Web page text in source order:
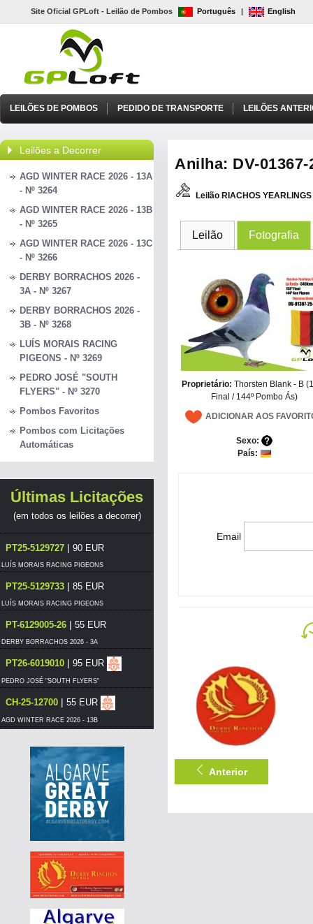
Site Oficial GPLoft - Leilão de Pombos Português | English
LEILÕES DE POMBOS PEDIDO DE TRANSPORTE LEILÕES
Leilões a Decorrer
AGD WINTER RACE 2026 - 13A
- Nº 3264
AGD WINTER RACE 2026 - 13B
- Nº 3265
AGD WINTER RACE 2026 - 13C
- Nº 3266
DERBY BORRACHOS 2026 -
3A - Nº 3267
DERBY BORRACHOS 2026 -
3B - Nº 3268
LUÍS MORAIS RACING
PIGEONS - Nº 3269
PEDRO JOSÉ "SOUTH
FLYERS" - Nº 3270
Pombos Favoritos
Pombos com Licitações
Automáticas
Últimas Licitações
(em todos os leilões a decorrer)
PT25-5129727 | 90 EUR
LUÍS MORAIS RACING PIGEONS
PT25-5129733 | 85 EUR
LUÍS MORAIS RACING PIGEONS
PT-6129005-26 | 55 EUR
DERBY BORRACHOS 2026 - 3A
PT26-6019010 | 95 EUR
PEDRO JOSÉ "SOUTH FLYERS"
CH-25-12700 | 55 EUR
AGD WINTER RACE 2026 - 13B
LUÍS MORAIS RACING PIGEONS
PT-6206601-26|55 EUR
DERBY BORRACHOS 2026 - 3A
PT21-1270805|100 EUR
PT26-6007323|65 EUR
LUÍS MORAIS RACING PIGEONS
PT25-5350908|95 EUR
PEDRO JOSÉ "SOUTH FLYERS"
Anilha: DV-01367-
Leilão RIACHOS
Leilão Fotografia
Proprietário:Thorsten Blank - B
Final / 144º Pombo Ás)
ADICIONAR AOS
Sexo:
País:
Email
Anterior